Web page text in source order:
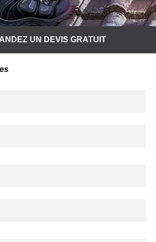
UN DEVIS GRATUIT